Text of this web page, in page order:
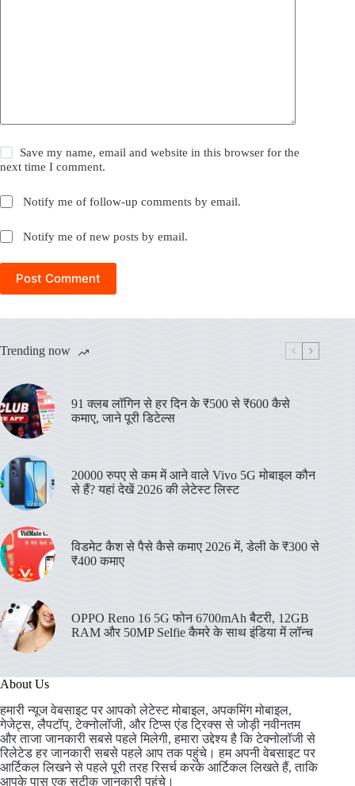
Save my name, email and website in this browser for the
next time I comment.
Notify me of follow-up comments by email.
Notify me of new posts by email.
Post Comment
Trending now
91 क्लब लॉगिन से हर दिन के ₹500 से ₹600 कैसे
कमाए, जाने पूरी डिटेल्स
20000 रुपए से कम में आने वाले Vivo 5G मोबाइल कौन
से हैं? यहां देखें 2026 की लेटेस्ट लिस्ट
विडमेट कैश से पैसे कैसे कमाए 2026 में, डेली के ₹300 से
₹400 कमाए
OPPO Reno 16 5G फोन 6700mAh बैटरी, 12GB
RAM और 50MP Selfie कैमरे के साथ इंडिया में लॉन्च
About Us
हमारी न्यूज वेबसाइट पर आपको लेटेस्ट मोबाइल, अपकमिंग मोबाइल,
गेजेट्स, लैपटॉप्, टेक्नोलॉजी, और टिप्स एंड ट्रिक्स से जोड़ी नवीनतम
और ताजा जानकारी सबसे पहले मिलेगी, हमारा उद्देश्य है कि टेक्नोलॉजी से
रिलेटेड हर जानकारी सबसे पहले आप तक पहुंचे। हम अपनी वेबसाइट पर
आर्टिकल लिखने से पहले पूरी तरह रिसर्च करके आर्टिकल लिखते हैं, ताकि
आपके पास एक सटीक जानकारी पहुंचे।